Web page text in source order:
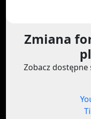
Zmiana
Zobacz